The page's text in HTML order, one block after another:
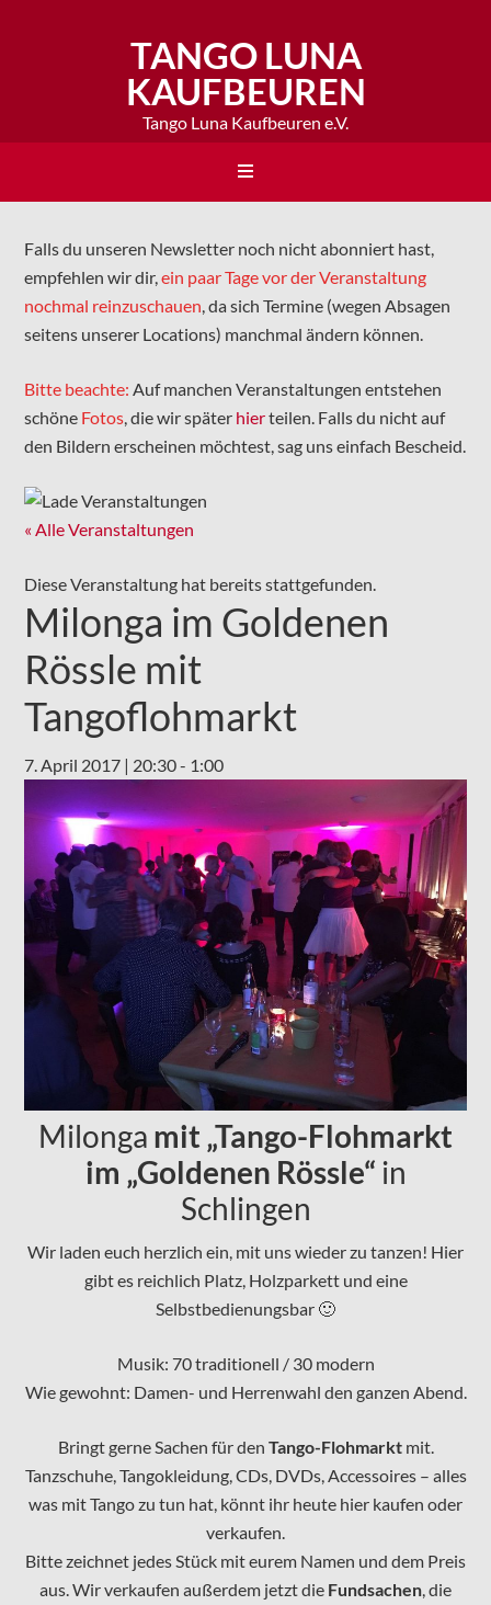
TANGO LUNA
KAUFBEUREN
Tango Luna Kaufbeuren e.V.
Falls du unseren Newsletter noch nicht abonniert hast,
empfehlen wir dir,ein paar Tage vor der Veranstaltung
nochmal reinzuschauen, da sich Termine (wegen Absagen
seitens unserer Locations) manchmal ändern können.
Bitte beachte: Auf manchen Veranstaltungen entstehen
schöne Fotos, die wir später hierteilen. Falls du nicht auf
den Bildern erscheinen möchtest, sag uns einfach Bescheid.
« Alle Veranstaltungen
Diese Veranstaltung hat bereits stattgefunden.
Milonga im Goldenen
Rössle mit
Tangoflohmarkt
7. April 2017 | 20:30- 1:00
Milonga mit „Tango-Flohmarkt
im „Goldenen Rössle“ in
Schlingen
Wir laden euch herzlich ein, mit uns wieder zu tanzen! Hier
gibt es reichlich Platz, Holzparkett und eine
Selbstbedienungsbar 🙂
Musik: 70 traditionell / 30 modern
Wie gewohnt: Damen- und Herrenwahl den ganzen Abend.
Bringt gerne Sachen für den Tango-Flohmarktmit.
Tanzschuhe, Tangokleidung, CDs, DVDs, Accessoires – alles
was mit Tango zu tun hat, könnt ihr heute hier kaufen oder
verkaufen.
Bitte zeichnet jedes Stück mit eurem Namen und dem Preis
aus. Wir verkaufen außerdem jetzt die Fundsachen, die